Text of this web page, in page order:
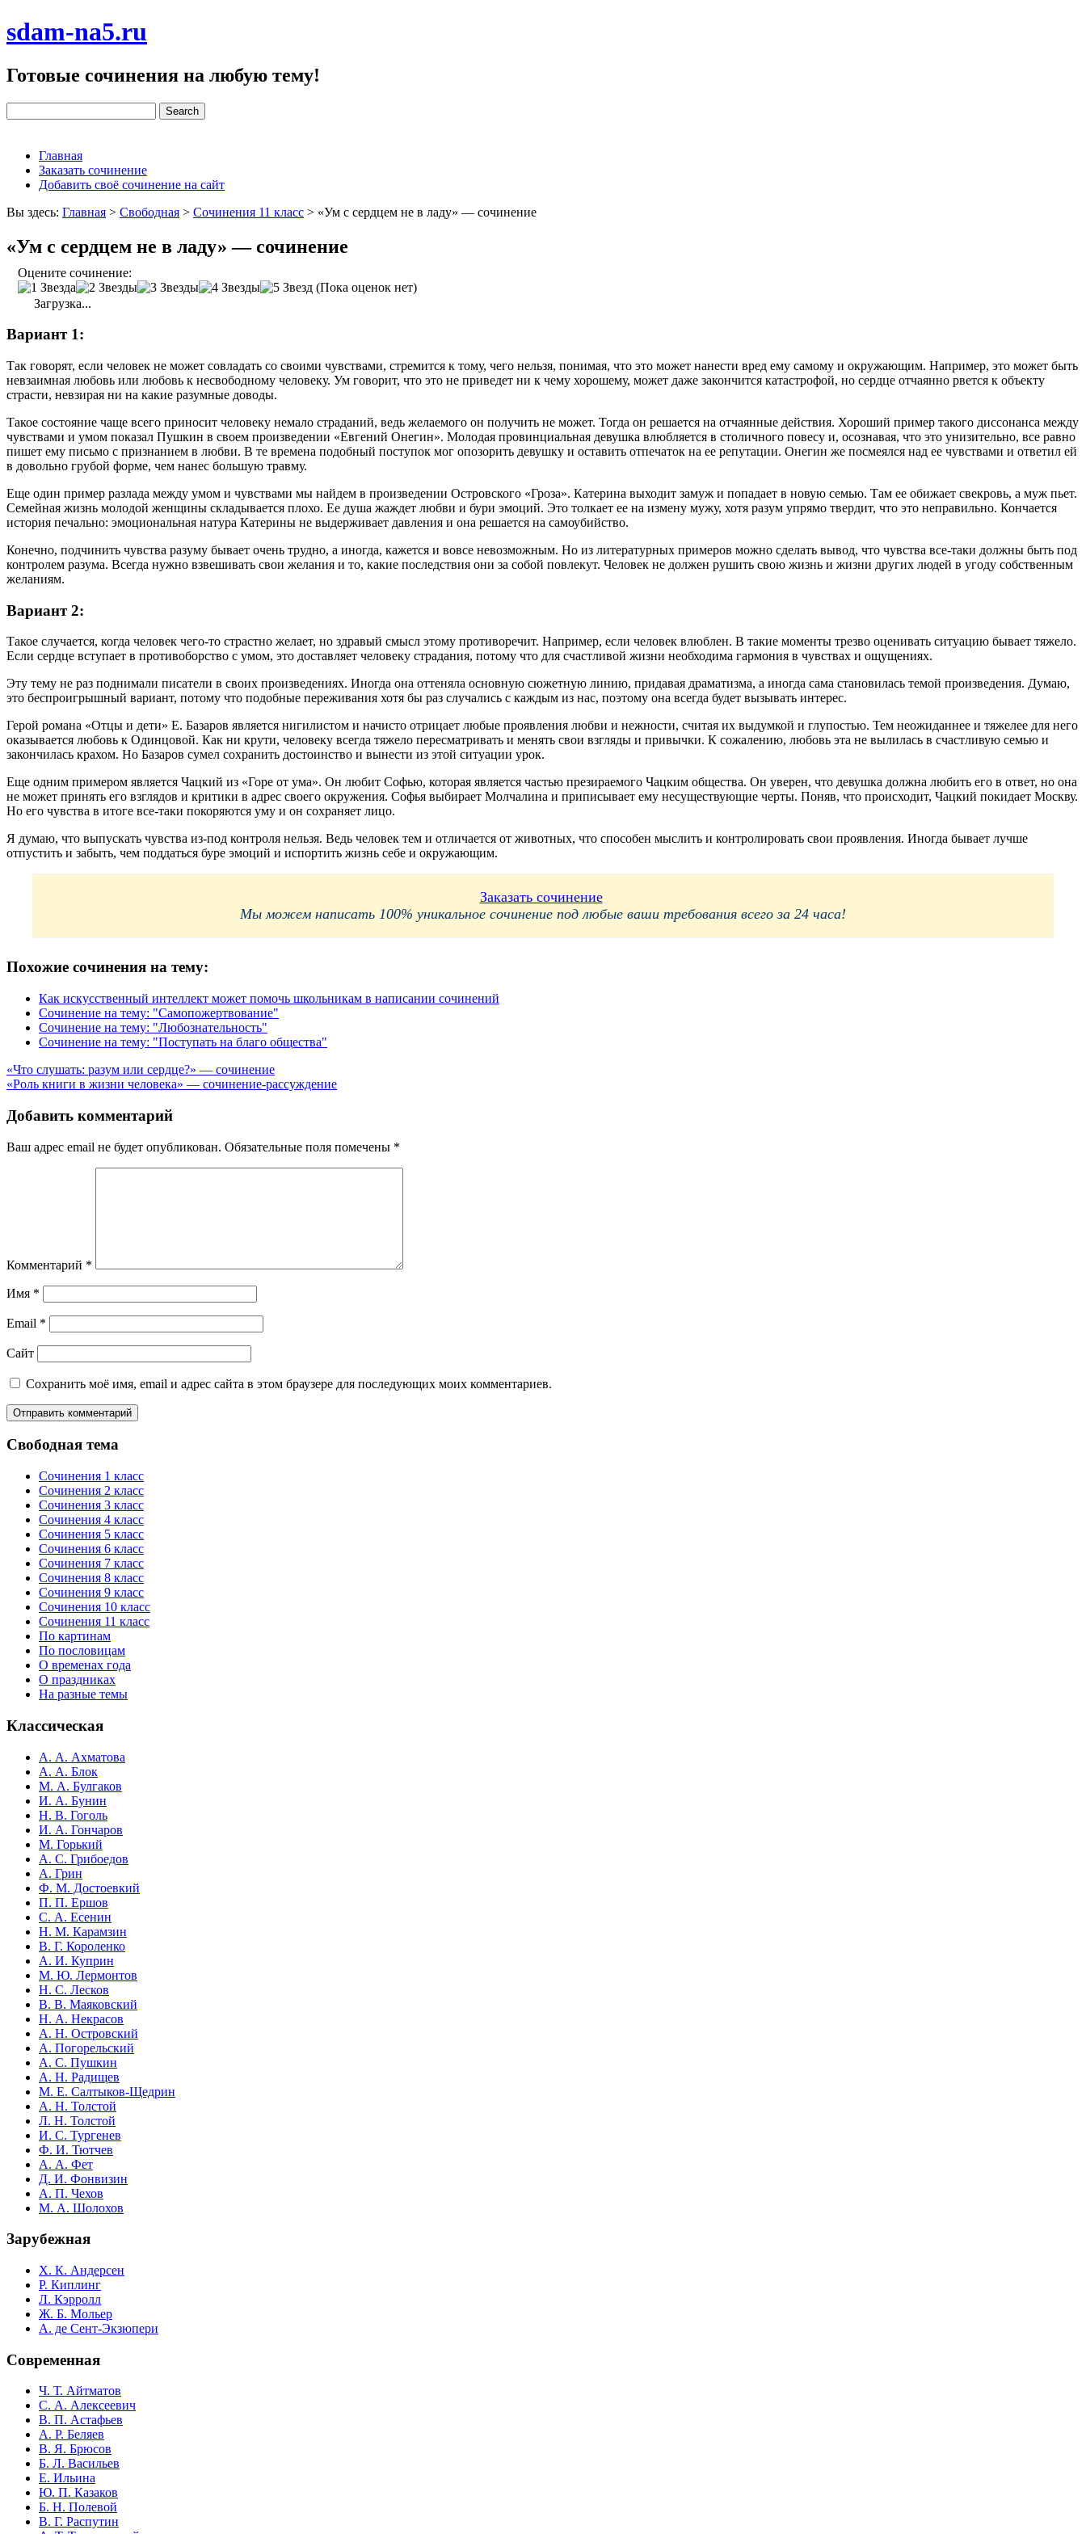
sdam-na5.ru
Готовые сочинения на любую тему!
Главная
Заказать сочинение
Добавить своё сочинение на сайт
Вы здесь: Главная > Свободная > Сочинения 11 класс > «Ум с сердцем не в ладу» — сочинение
«Ум с сердцем не в ладу» — сочинение
Оцените сочинение:
(Пока оценок нет)
Загрузка...
Вариант 1:
Так говорят, если человек не может совладать со своими чувствами, стремится к тому, чего нельзя, понимая, что это может нанести вред ему самому и окружающим. Например, это может быть
невзаимная любовь или любовь к несвободному человеку. Ум говорит, что это не приведет ни к чему хорошему, может даже закончится катастрофой, но сердце отчаянно рвется к объекту
страсти, невзирая ни на какие разумные доводы.
Такое состояние чаще всего приносит человеку немало страданий, ведь желаемого он получить не может. Тогда он решается на отчаянные действия. Хороший пример такого диссонанса между
чувствами и умом показал Пушкин в своем произведении «Евгений Онегин». Молодая провинциальная девушка влюбляется в столичного повесу и, осознавая, что это унизительно, все равно
пишет ему письмо с признанием в любви. В те времена подобный поступок мог опозорить девушку и оставить отпечаток на ее репутации. Онегин же посмеялся над ее чувствами и ответил ей
в довольно грубой форме, чем нанес большую травму.
Еще один пример разлада между умом и чувствами мы найдем в произведении Островского «Гроза». Катерина выходит замуж и попадает в новую семью. Там ее обижает свекровь, а муж пьет.
Семейная жизнь молодой женщины складывается плохо. Ее душа жаждет любви и бури эмоций. Это толкает ее на измену мужу, хотя разум упрямо твердит, что это неправильно. Кончается
история печально: эмоциональная натура Катерины не выдерживает давления и она решается на самоубийство.
Конечно, подчинить чувства разуму бывает очень трудно, а иногда, кажется и вовсе невозможным. Но из литературных примеров можно сделать вывод, что чувства все-таки должны быть под
контролем разума. Всегда нужно взвешивать свои желания и то, какие последствия они за собой повлекут. Человек не должен рушить свою жизнь и жизни других людей в угоду собственным
желаниям.
Вариант 2:
Такое случается, когда человек чего-то страстно желает, но здравый смысл этому противоречит. Например, если человек влюблен. В такие моменты трезво оценивать ситуацию бывает тяжело.
Если сердце вступает в противоборство с умом, это доставляет человеку страдания, потому что для счастливой жизни необходима гармония в чувствах и ощущениях.
Эту тему не раз поднимали писатели в своих произведениях. Иногда она оттеняла основную сюжетную линию, придавая драматизма, а иногда сама становилась темой произведения. Думаю,
это беспроигрышный вариант, потому что подобные переживания хотя бы раз случались с каждым из нас, поэтому она всегда будет вызывать интерес.
Герой романа «Отцы и дети» Е. Базаров является нигилистом и начисто отрицает любые проявления любви и нежности, считая их выдумкой и глупостью. Тем неожиданнее и тяжелее для него
оказывается любовь к Одинцовой. Как ни крути, человеку всегда тяжело пересматривать и менять свои взгляды и привычки. К сожалению, любовь эта не вылилась в счастливую семью и
закончилась крахом. Но Базаров сумел сохранить достоинство и вынести из этой ситуации урок.
Еще одним примером является Чацкий из «Горе от ума». Он любит Софью, которая является частью презираемого Чацким общества. Он уверен, что девушка должна любить его в ответ, но она
не может принять его взглядов и критики в адрес своего окружения. Софья выбирает Молчалина и приписывает ему несуществующие черты. Поняв, что происходит, Чацкий покидает Москву.
Но его чувства в итоге все-таки покоряются уму и он сохраняет лицо.
Я думаю, что выпускать чувства из-под контроля нельзя. Ведь человек тем и отличается от животных, что способен мыслить и контролировать свои проявления. Иногда бывает лучше
отпустить и забыть, чем поддаться буре эмоций и испортить жизнь себе и окружающим.
Заказать сочинение
Мы можем написать 100% уникальное сочинение под любые ваши требования всего за 24 часа!
Похожие сочинения на тему:
Как искусственный интеллект может помочь школьникам в написании сочинений
Сочинение на тему: "Самопожертвование"
Сочинение на тему: "Любознательность"
Сочинение на тему: "Поступать на благо общества"
Навигация
по
записям
«Что слушать: разум или сердце?» — сочинение
«Роль книги в жизни человека» — сочинение-рассуждение
Добавить комментарий
Ваш адрес email не будет опубликован. Обязательные поля помечены *
Комментарий *
Имя *
Email *
Сайт
Сохранить моё имя, email и адрес сайта в этом браузере для последующих моих комментариев.
Свободная тема
Сочинения 1 класс
Сочинения 2 класс
Сочинения 3 класс
Сочинения 4 класс
Сочинения 5 класс
Сочинения 6 класс
Сочинения 7 класс
Сочинения 8 класс
Сочинения 9 класс
Сочинения 10 класс
Сочинения 11 класс
По картинам
По пословицам
О временах года
О праздниках
На разные темы
Классическая
А. А. Ахматова
А. А. Блок
М. А. Булгаков
И. А. Бунин
Н. В. Гоголь
И. А. Гончаров
М. Горький
А. С. Грибоедов
А. Грин
Ф. М. Достоевкий
П. П. Ершов
С. А. Есенин
Н. М. Карамзин
В. Г. Короленко
А. И. Куприн
М. Ю. Лермонтов
Н. С. Лесков
В. В. Маяковский
Н. А. Некрасов
А. Н. Островский
А. Погорельский
А. С. Пушкин
А. Н. Радищев
М. Е. Салтыков-Щедрин
А. Н. Толстой
Л. Н. Толстой
И. С. Тургенев
Ф. И. Тютчев
А. А. Фет
Д. И. Фонвизин
А. П. Чехов
М. А. Шолохов
Зарубежная
Х. К. Андерсен
Р. Киплинг
Л. Кэрролл
Ж. Б. Мольер
А. де Сент-Экзюпери
Современная
Ч. Т. Айтматов
С. А. Алексеевич
В. П. Астафьев
А. Р. Беляев
В. Я. Брюсов
Б. Л. Васильев
Е. Ильина
Ю. П. Казаков
Б. Н. Полевой
В. Г. Распутин